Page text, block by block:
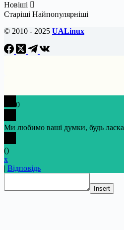
Новіші
Старіші Найпопулярніші
© 2010 - 2025 UALinux
0
Ми любимо ваші думки, будь
()
x
| Відповідь
Insert